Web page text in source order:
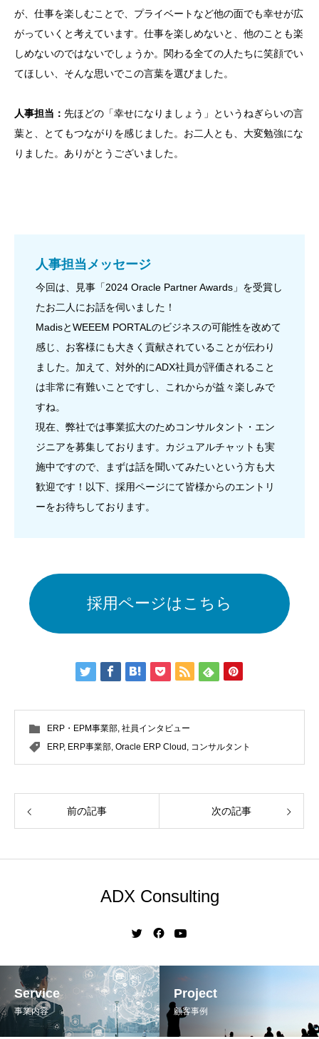
が、仕事を楽しむことで、プライベートなど他の面でも幸せが広
がっていくと考えています。仕事を楽しめないと、他のことも楽
しめないのではないでしょうか。関わる全ての人たちに笑顔でい
てほしい、そんな思いでこの言葉を選びました。
人事担当： 先ほどの「幸せになりましょう」というねぎらいの言
葉と、とてもつながりを感じました。お二人とも、大変勉強にな
りました。ありがとうございました。
人事担当メッセージ
今回は、見事「2024 Oracle Partner Awards」を受賞し
たお二人にお話を伺いました！
MadisとWEEEM PORTALのビジネスの可能性を改めて
感じ、お客様にも大きく貢献されていることが伝わり
ました。加えて、対外的にADX社員が評価されること
は非常に有難いことですし、これからが益々楽しみで
すね。
現在、弊社では事業拡大のためコンサルタント・エン
ジニアを募集しております。カジュアルチャットも実
施中ですので、まずは話を聞いてみたいという方も大
歓迎です！以下、採用ページにて皆様からのエントリ
ーをお待ちしております。
採用ページはこちら
ERP・EPM事業部, 社員インタビュー
ERP, ERP事業部, Oracle ERP Cloud, コンサルタント
前の記事 次の記事
ADX Consulting
Service
事業内容
Project
顧客事例